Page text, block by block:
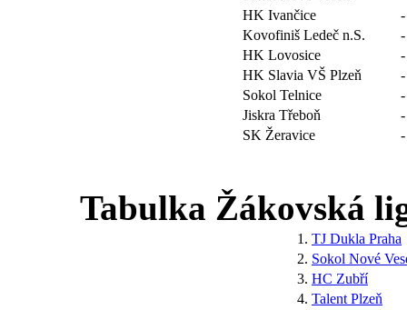
HK Ivančice
Kovofiniš Ledeč n.S.
HK Lovosice
HK Slavia VŠ Plzeň
Sokol Telnice
Jiskra Třeboň
SK Žeravice
Tabulka Žákovská
1. TJ Dukla Praha
2. Sokol Nové
3. HC Zubří
4. Talent Plzeň